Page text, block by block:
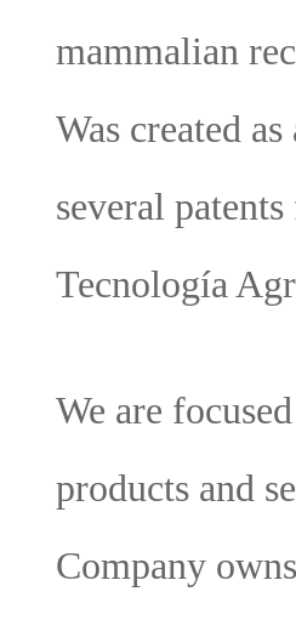
mammalian
Was created
several
Tecnología
We are
products and
Company